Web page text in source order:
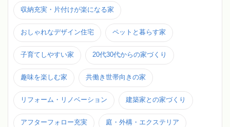
収納充実・片付けが楽になる家
おしゃれなデザイン住宅 ペットと暮らす家
子育てしやすい家 20代30代からの家づくり
趣味を楽しむ家 共働き世帯向きの家
リフォーム・リノベーション 建築家との家づくり
アフターフォロー充実 庭・外構・エクステリア